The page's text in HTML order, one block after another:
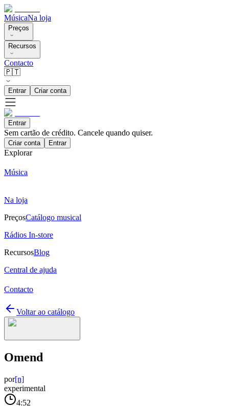
MúsicaNa loja
Preços
Recursos
Contacto
🇵🇹
Entrar Criar conta
Entrar
Sem cartão de crédito. Cancele quando quiser.
Criar conta Entrar
Explorar
Música
Na loja
PreçosCatálogo musical
Rádios In-store
RecursosBlog
Central de ajuda
Contacto
Voltar ao catálogo
Omend
por[n]
experimental
4:52